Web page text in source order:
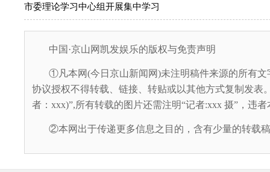
市委理论学习中心组开展集中学习
中国·京山网凯发娱乐的版权与免责声明
①凡本网(今日京山新闻网)未注明稿件来源的所有文
协议授权不得转载、链接、转贴或以其他方式复制发
者：xxx)”,所有转载的图片还需注明“记者:xxx 摄”，违
②本网出于传递更多信息之目的，含有少量的转载稿